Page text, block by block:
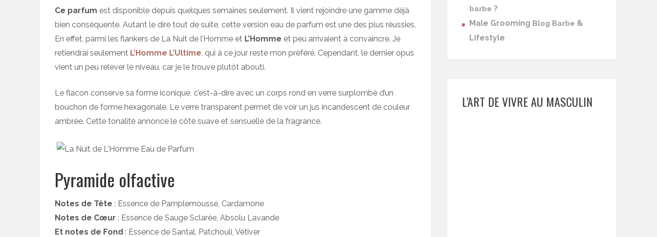
Ce parfum est disponible depuis quelques semaines seulement. Il vient rejoindre une gamme déjà
bien conséquente. Autant le dire tout de suite, cette version eau de parfum est une des plus réussies.
En effet, parmi les flankers de La Nuit de l’Homme et L’Homme et peu arrivaient à convaincre. Je
retiendrai seulement L’Homme L’Ultime, qui à ce jour reste mon préféré. Cependant, le dernier opus
vient un peu relever le niveau, car je le trouve plutôt abouti.
Le flacon conserve sa forme iconique, c’est-à-dire avec un corps rond en verre surplombé d’un
bouchon de forme hexagonale. Le verre transparent permet de voir un jus incandescent de couleur
ambrée. Cette tonalité annonce le côté suave et sensuelle de la fragrance.
Pyramide olfactive
Notes de Tête : Essence de Pamplemousse, Cardamone
Notes de Cœur : Essence de Sauge Sclarée, Absolu Lavande
Et notes de Fond : Essence de Santal, Patchouli, Vétiver
barbe ?
Male Grooming Blog Barbe &
Lifestyle
L’ART DE VIVRE AU MASCULIN